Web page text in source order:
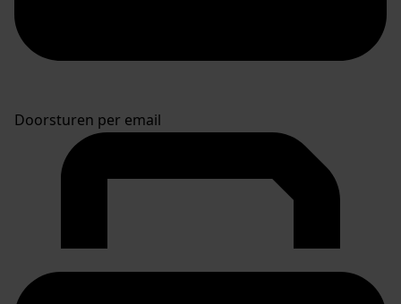
Doorsturen per email